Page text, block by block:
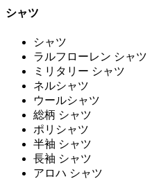
シャツ
シャツ
ラルフローレン シャツ
ミリタリー シャツ
ネルシャツ
ウールシャツ
総柄 シャツ
ポリシャツ
半袖 シャツ
長袖 シャツ
アロハ シャツ